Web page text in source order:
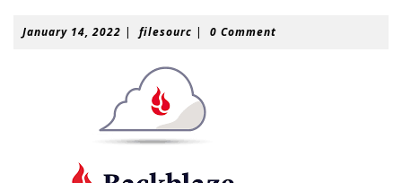
January 14, 2022
a
y
1
| filesourcf
e
s
u
| 0 Comment